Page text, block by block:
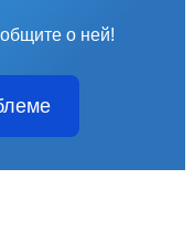
о ней!